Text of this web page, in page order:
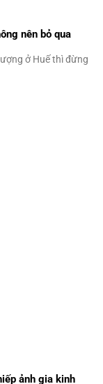
nên bỏ qua
ở Huế thì đừng
ảnh gia kinh